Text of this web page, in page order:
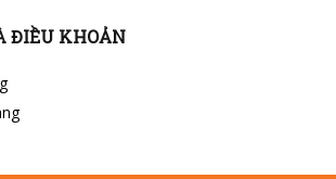
ĐIỀU KHOẢN